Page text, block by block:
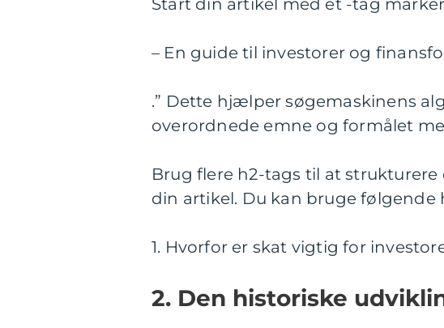
Start din artikel med et -tag
– En guide til investorer og
.” Dette hjælper søgemaskinens
overordnede emne og formålet
Brug flere h2-tags til at
din artikel. Du kan bruge følgende
1. Hvorfor er skat vigtig for
2. Den historiske